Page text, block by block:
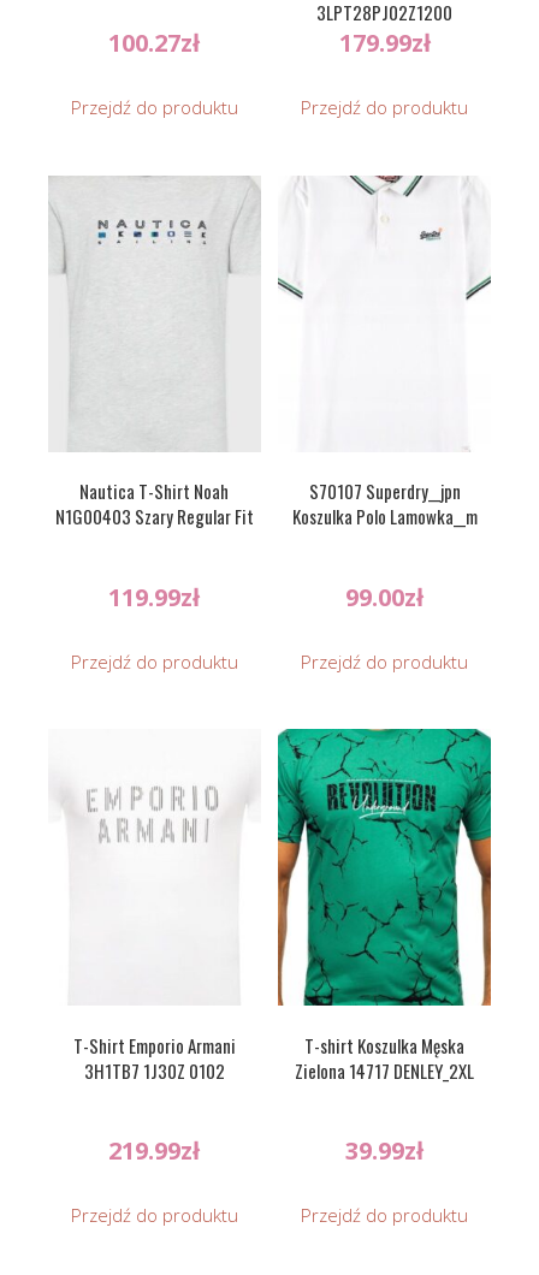
100.27zł
Przejdź do produktu
3LPT28PJ02Z1200
179.99zł
Przejdź do produktu
Nautica T-Shirt Noah
N1G00403 Szary Regular Fit
119.99zł
Przejdź do produktu
S70107 Superdry__jpn
Koszulka Polo Lamowka__m
99.00zł
Przejdź do produktu
T-Shirt Emporio Armani
3H1TB7 1J30Z 0102
219.99zł
Przejdź do produktu
T-shirt Koszulka Męska
Zielona 14717 DENLEY_2XL
39.99zł
Przejdź do produktu